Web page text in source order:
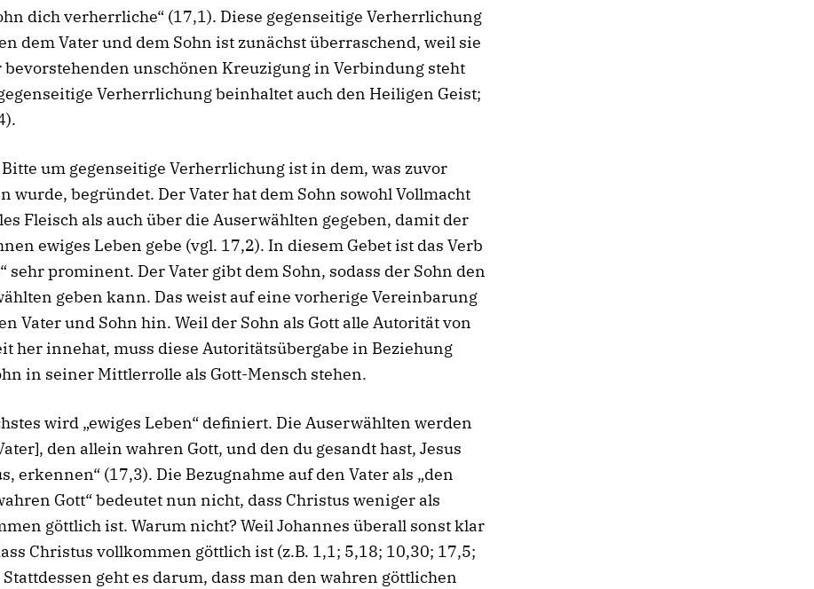
dich verherrliche“ (17,1). Diese gegenseitige Verherrlichung
dem Vater und dem Sohn ist zunächst überraschend, weil sie
unschönen Kreuzigung in Verbindung steht
Verherrlichung beinhaltet auch den Heiligen Geist;
um gegenseitige Verherrlichung ist in dem, was zuvor
wurde, begründet. Der Vater hat dem Sohn sowohl Vollmacht
Fleisch als auch über die Auserwählten gegeben, damit der
ewiges Leben gebe (vgl. 17,2). In diesem Gebet ist das Verb
sehr prominent. Der Vater gibt dem Sohn, sodass der Sohn den
geben kann. Das weist auf eine vorherige Vereinbarung
Vater und Sohn hin. Weil der Sohn als Gott alle Autorität von
her innehat, muss diese Autoritätsübergabe in Beziehung
in seiner Mittlerrolle als Gott-Mensch stehen.
wird „ewiges Leben“ definiert. Die Auserwählten werden
den allein wahren Gott, und den du gesandt hast, Jesus
erkennen“ (17,3). Die Bezugnahme auf den Vater als „den
Gott“ bedeutet nun nicht, dass Christus weniger als
göttlich ist. Warum nicht? Weil Johannes überall sonst klar
Christus vollkommen göttlich ist (z.B. 1,1; 5,18; 10,30; 17,5;
geht es darum, dass man den wahren göttlichen